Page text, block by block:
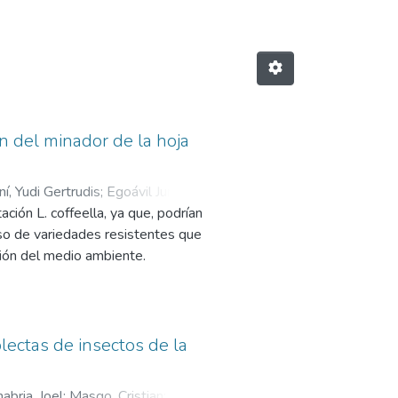
del minador de la hoja
Yudi Gertrudis; Egoávil Jump,
L. coffeella, ya que, podrían
de variedades resistentes que
del medio ambiente.
de insectos de la